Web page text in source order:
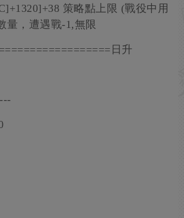
策略點上限 (戰役中用
量，遭遇戰-1,無限
日升